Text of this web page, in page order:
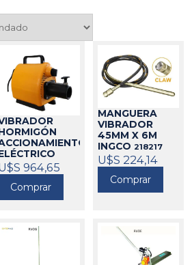
218015
964,65
Comprar
MANGUERA
VIBRADOR
45MM X 6M
INGCO 218217
U$S 224,14
Comprar